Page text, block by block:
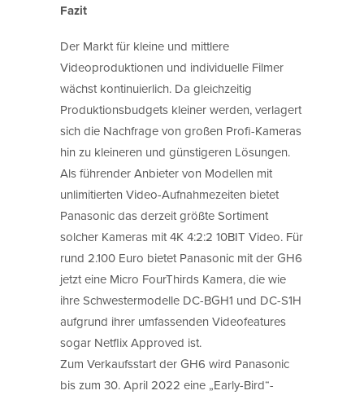
Fazit
Der Markt für kleine und mittlere
Videoproduktionen und individuelle Filmer
wächst kontinuierlich. Da gleichzeitig
Produktionsbudgets kleiner werden, verlagert
sich die Nachfrage von großen Profi-Kameras
hin zu kleineren und günstigeren Lösungen.
Als führender Anbieter von Modellen mit
unlimitierten Video-Aufnahmezeiten bietet
Panasonic das derzeit größte Sortiment
solcher Kameras mit 4K 4:2:2 10BIT Video. Für
rund 2.100 Euro bietet Panasonic mit der GH6
jetzt eine Micro FourThirds Kamera, die wie
ihre Schwestermodelle DC-BGH1 und DC-S1H
aufgrund ihrer umfassenden Videofeatures
sogar Netflix Approved ist.
Zum Verkaufsstart der GH6 wird Panasonic
bis zum 30. April 2022 eine „Early-Bird“-